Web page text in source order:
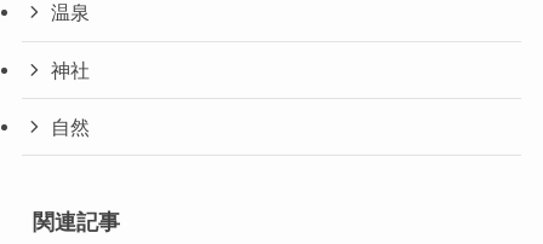
温泉
神社
自然
関連記事